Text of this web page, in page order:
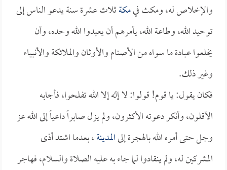
والإخلاص له، ومكث فيمكةثلاث عشرة سنة يدعو الناس إلى
توحيد الله، وطاعة الله، يأمرهم أن يعبدوا الله وحده، وأن
يخلعوا عبادة ما سواه من الأصنام والأوثان والملائكة والأنبياء
وغير ذلك.
فكان يقول: يا قوم! قولوا: لا إله إلا الله تفلحوا، فأجابه
الأقلون، وأنكر دعوته الأكثرون، ولم يزل صابراً داعياً إلى الله عز
وجل حتى أمره الله بالهجرة إلىالمدينة، بعدما اشتد أذى
المشركين له، ولم ينقادوا لما جاء به عليه الصلاة والسلام، فهاجر